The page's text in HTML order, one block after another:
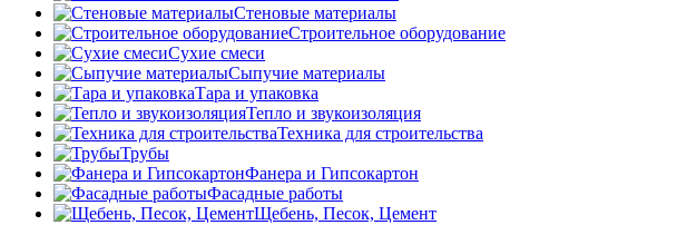
Стеновые материалы
Строительное оборудование
Сухие смеси
Сыпучие материалы
Тара и упаковка
Тепло и звукоизоляция
Техника для строительства
Трубы
Фанера и Гипсокартон
Фасадные работы
Щебень, Песок, Цемент